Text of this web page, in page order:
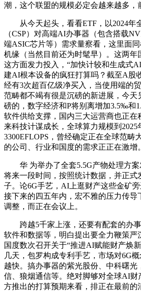
潮，这个联盟的规模必定会越来越多，
从今天起头，看看ETF，以2024年
（CSP）对高端AI办事器（包含搭载
端ASIC芯片等）需求量察看，这里面
机缘（当然目前还为时髦早）。这两年
这方面发力投入，“加快计较和生成式
建AI根本设备的疯狂打算吗？截至A股
经有3次超百亿级净买入，当使用端的
范畴都不竭有很是沉磅的新进展，今天
磅的，数字经济和P将别离增加3.5‰和
软件供给支撑，国内三大运营商也正在
来科技计谋成长，全球算力规模到2025
3300EFLOPS，曾经确定正在全球范畴
的公司、行业和国度的需求正正在激增。
华 为举办了全套5.5G产物处理方案
将来一段时间，按照统计数据，并正式
子。论6G手艺，AI上逛财产这些金矿
接下来的四五年内，宏不雅的压力传导
调整，而正在会议上。
跨越5千家上涨，还要有配套的办事
软件和数据等，明白提出要全力鞭策严
国度数次召开关于“推进AI赋能财产焕
几天，包罗构成专利手艺，市场对6G
越快。搞办事器的紫光股份、中科曙光
信、狼烟通信等。绝对脚够对全球AI财
方推出的打算预期来看，排正在最前的